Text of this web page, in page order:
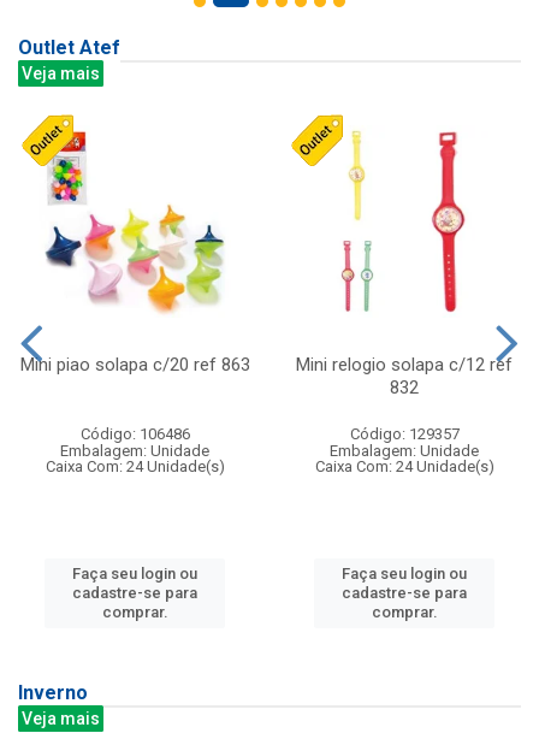
Outlet Atef
Veja mais
Mini piao solapa c/20 ref 863
Código: 106486
Embalagem: Unidade
Caixa Com: 24 Unidade(s)
Faça seu login ou
cadastre-se para
comprar.
Mini relogio solapa c/12 ref
832
Código: 129357
Embalagem: Unidade
Caixa Com: 24 Unidade(s)
Faça seu login ou
cadastre-se para
comprar.
Inverno
Veja mais